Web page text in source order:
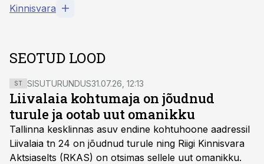
Kinnisvara
SEOTUD LOOD
ST SISUTURUNDUS31.07.26, 12:13
Liivalaia kohtumaja on jõudnud
turule ja ootab uut omanikku
Tallinna kesklinnas asuv endine kohtuhoone aadressil
Liivalaia tn 24 on jõudnud turule ning Riigi Kinnisvara
Aktsiaselts (RKAS) on otsimas sellele uut omanikku.